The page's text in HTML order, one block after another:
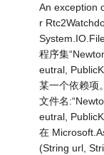
An exception
r
程序集
eutral,
某一个依赖项
文件名
eutral,
在
(String url,